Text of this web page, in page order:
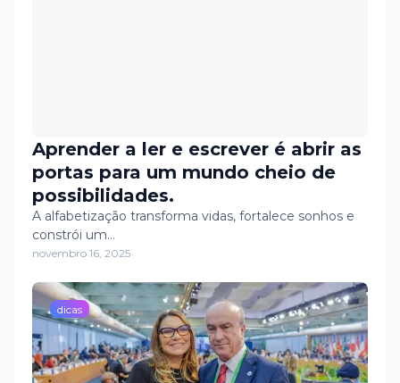
Aprender a ler e escrever é abrir as
portas para um mundo cheio de
possibilidades.
A alfabetização transforma vidas, fortalece sonhos e
constrói um…
novembro 16, 2025
dicas